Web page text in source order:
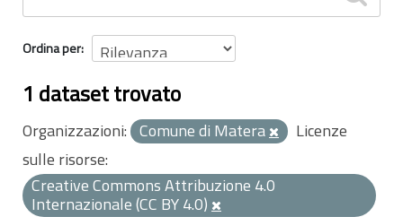
Ordina per
1 dataset trovato
Organizzazioni: Comune di Matera
Licenze
sulle risorse:
Creative Commons Attribuzione 4.0
Internazionale (CC BY 4.0)